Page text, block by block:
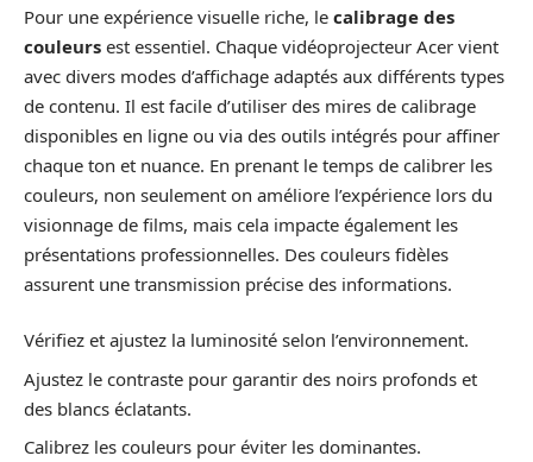
Pour une expérience visuelle riche, le calibrage des
couleurs est essentiel. Chaque vidéoprojecteur Acer vient
avec divers modes d’affichage adaptés aux différents types
de contenu. Il est facile d’utiliser des mires de calibrage
disponibles en ligne ou via des outils intégrés pour affiner
chaque ton et nuance. En prenant le temps de calibrer les
couleurs, non seulement on améliore l’expérience lors du
visionnage de films, mais cela impacte également les
présentations professionnelles. Des couleurs fidèles
assurent une transmission précise des informations.
Vérifiez et ajustez la luminosité selon l’environnement.
Ajustez le contraste pour garantir des noirs profonds et
des blancs éclatants.
Calibrez les couleurs pour éviter les dominantes.